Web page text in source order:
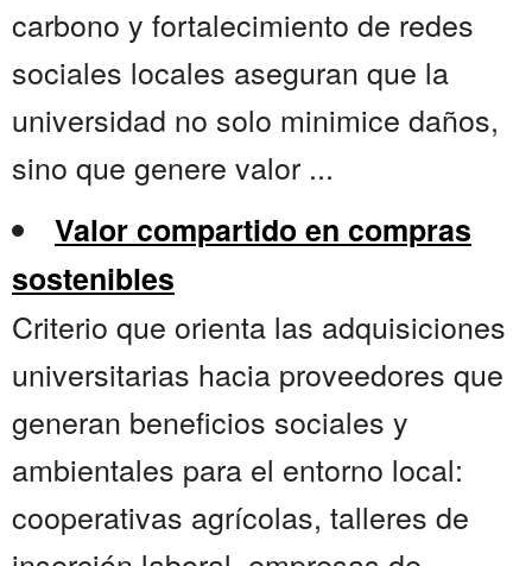
carbono y fortalecimiento de redes
sociales locales aseguran que la
universidad no solo minimice daños,
sino que genere valor ...
Valor compartido en compras
sostenibles
Criterio que orienta las adquisiciones
universitarias hacia proveedores que
generan beneficios sociales y
ambientales para el entorno local:
cooperativas agrícolas, talleres de